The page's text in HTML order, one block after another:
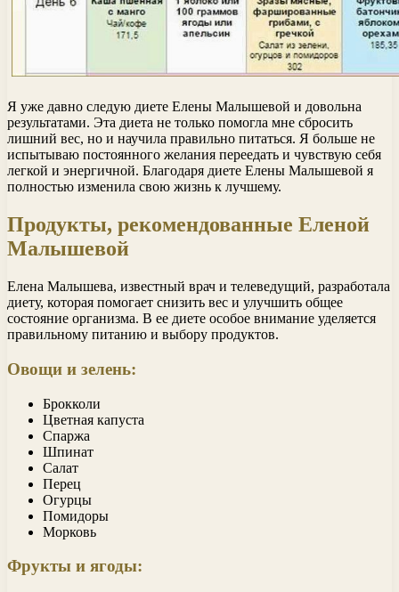
Я уже давно следую диете Елены Малышевой и довольна
результатами. Эта диета не только помогла мне сбросить
лишний вес, но и научила правильно питаться. Я больше не
испытываю постоянного желания переедать и чувствую себя
легкой и энергичной. Благодаря диете Елены Малышевой я
полностью изменила свою жизнь к лучшему.
Продукты, рекомендованные Еленой
Малышевой
Елена Малышева, известный врач и телеведущий, разработала
диету, которая помогает снизить вес и улучшить общее
состояние организма. В ее диете особое внимание уделяется
правильному питанию и выбору продуктов.
Овощи и зелень:
Брокколи
Цветная капуста
Спаржа
Шпинат
Салат
Перец
Огурцы
Помидоры
Морковь
Фрукты и ягоды: